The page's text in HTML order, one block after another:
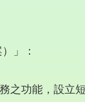
」：
之功能，設立